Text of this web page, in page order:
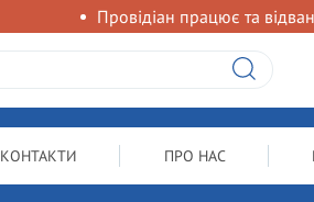
Провідіан працює та
КОНТАКТИ ПРО НАС